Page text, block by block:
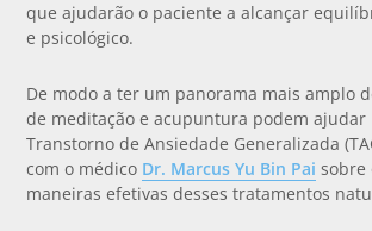
que ajudarão o paciente a alcançar
e psicológico.
De modo a ter um panorama mais amplo
de meditação e acupuntura podem ajudar
Transtorno de Ansiedade Generalizada
com o médico Dr. Marcus Yu Bin Pai sobre
maneiras efetivas desses tratamentos